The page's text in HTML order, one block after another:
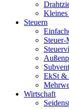
Steuern
Steuer-
EkSt &
Wirtschaft